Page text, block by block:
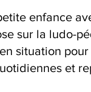
enfance
sur la ludo-
situation
et